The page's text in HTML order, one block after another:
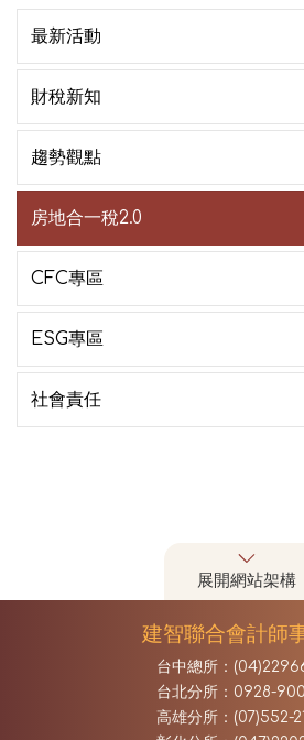
最新活動
財稅新知
趨勢觀點
房地合一稅2.0
CFC專區
ESG專區
社會責任
展開網站架構
建智聯合會計師
台中總所：
台北分所：0928-
高雄分所：(07)552-